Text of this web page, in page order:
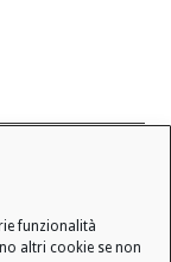
funzionalità
altri cookie se non